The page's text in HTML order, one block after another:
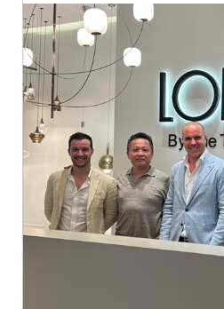
盛事 —— Lodes Asia-Pacific
盛會僅定向邀請亞洲最具指標性的
智科技不僅位列其中，更以領頭
場無可替代的品牌份量。